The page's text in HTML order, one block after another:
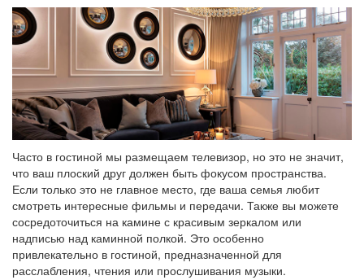
Часто в гостиной мы размещаем телевизор, но это не значит,
что ваш плоский друг должен быть фокусом пространства.
Если только это не главное место, где ваша семья любит
смотреть интересные фильмы и передачи. Также вы можете
сосредоточиться на камине с красивым зеркалом или
надписью над каминной полкой. Это особенно
привлекательно в гостиной, предназначенной для
расслабления, чтения или прослушивания музыки.